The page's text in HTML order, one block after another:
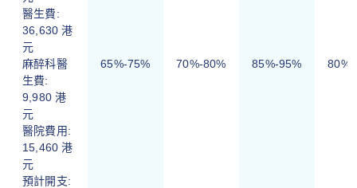
醫生費:
36,630 港
元
麻醉科醫
生費:
9,980 港
元
醫院費用:
15,460 港
元
預計開支:
65%-75% 70%-80% 85%-95% 80%-